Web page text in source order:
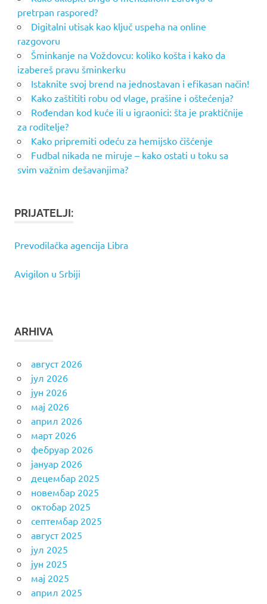
pretrpan raspored?
Digitalni utisak kao ključ uspeha na online
razgovoru
Šminkanje na Voždovcu: koliko košta i kako da
izabereš pravu šminkerku
Istaknite svoj brend na jednostavan i efikasan način!
Kako zaštititi robu od vlage, prašine i oštećenja?
Rođendan kod kuće ili u igraonici: šta je praktičnije
za roditelje?
Kako pripremiti odeću za hemijsko čišćenje
Fudbal nikada ne miruje – kako ostati u toku sa
svim važnim dešavanjima?
PRIJATELJI:
Prevodilačka agencija Libra
Avigilon u Srbiji
ARHIVA
август 2026
јул 2026
јун 2026
мај 2026
април 2026
март 2026
фебруар 2026
јануар 2026
децембар 2025
новембар 2025
октобар 2025
септембар 2025
август 2025
јул 2025
јун 2025
мај 2025
април 2025